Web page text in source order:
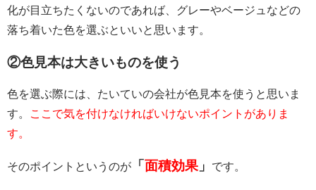
化が目立ちたくないのであれば、グレーやベージュなどの
落ち着いた色を選ぶといいと思います。
②色見本は大きいものを使う
色を選ぶ際には、たいていの会社が色見本を使うと思いま
す。
ここで気を付けなければいけないポイントがありま
す。
そのポイントというのが 「 面積効果」 です。